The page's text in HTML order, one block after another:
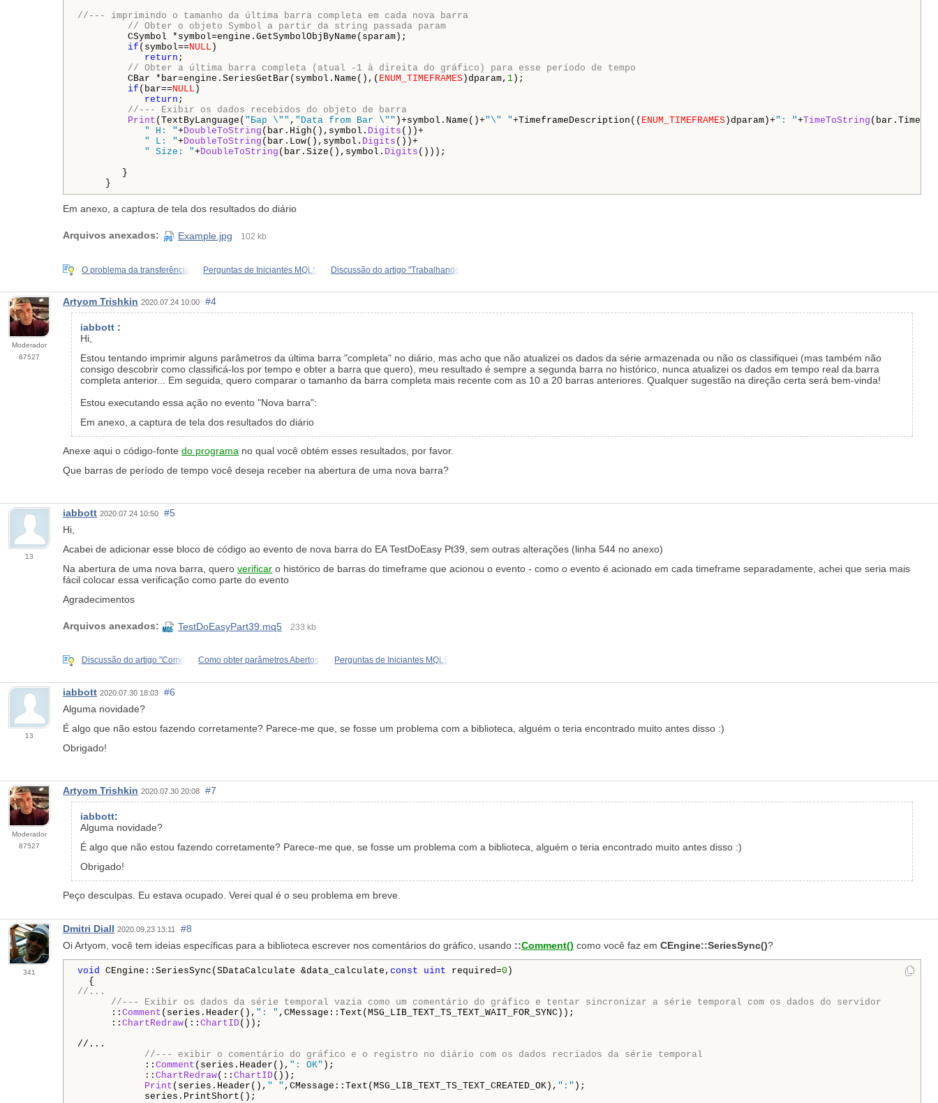
//--- imprimindo o tamanho da última barra completa em cada nova barra
// Obter o objeto Symbol a partir da string passada param
CSymbol *symbol=engine.GetSymbolObjByName(sparam);
if (symbol==NULL )
return ;
// Obter a última barra completa (atual -1 à direita do gráfico) para esse período de tempo
CBar *bar=engine.SeriesGetBar(symbol.Name(),( ENUM_TIMEFRAMES)dparam, 1);
if (bar==NULL )
return ;
//--- Exibir os dados recebidos do objeto de barra
Print (TextByLanguage( "Бар \"" , "Data from Bar \"" )+symbol.Name()+"\" "+TimeframeDescription(( ENUM_TIMEFRAMES)dparam)+": "+TimeToString (bar.Time(),
" H: "+DoubleToString (bar.High(),symbol. Digits ())+
" L: "+DoubleToString (bar.Low(),symbol. Digits ())+
" Size: "+DoubleToString (bar.Size(),symbol. Digits ()));
}
}
Em anexo, a captura de tela dos resultados do diário
Arquivos anexados: Example.jpg 102 kb
O problema da transferência Perguntas de Iniciantes MQL5 Discussão do artigo "Trabalhando
Moderador
87527
Artyom Trishkin 2020.07.24 10:00 #4
iabbott :
Hi,
Estou tentando imprimir alguns parâmetros da última barra "completa" no diário, mas acho que não atualizei os dados da série armazenada ou não os classifiquei (mas também não
consigo descobrir como classificá-los por tempo e obter a barra que quero), meu resultado é sempre a segunda barra no histórico, nunca atualizei os dados em tempo real da barra
completa anterior... Em seguida, quero comparar o tamanho da barra completa mais recente com as 10 a 20 barras anteriores. Qualquer sugestão na direção certa será bem-vinda!
Estou executando essa ação no evento "Nova barra":
Em anexo, a captura de tela dos resultados do diário
Anexe aqui o código-fonte do programa no qual você obtém esses resultados, por favor.
Que barras de período de tempo você deseja receber na abertura de uma nova barra?
13
iabbott 2020.07.24 10:50
#5
Hi,
Acabei de adicionar esse bloco de código ao evento de nova barra do EA TestDoEasy Pt39, sem outras alterações (linha 544 no anexo)
Na abertura de uma nova barra, quero verificar o histórico de barras do timeframe que acionou o evento - como o evento é acionado em cada timeframe separadamente, achei que seria mais
fácil colocar essa verificação como parte do evento
Agradecimentos
Arquivos anexados: TestDoEasyPart39.mq5 233 kb
Discussão do artigo "Como Como obter parâmetros Abertos, Perguntas de Iniciantes MQL5
13
iabbott 2020.07.30 18:03
#6
Alguma novidade?
É algo que não estou fazendo corretamente? Parece-me que, se fosse um problema com a biblioteca, alguém o teria encontrado muito antes disso :)
Obrigado!
Moderador
87527
Artyom Trishkin 2020.07.30 20:08 #7
iabbott:
Alguma novidade?
É algo que não estou fazendo corretamente? Parece-me que, se fosse um problema com a biblioteca, alguém o teria encontrado muito antes disso :)
Obrigado!
Peço desculpas. Eu estava ocupado. Verei qual é o seu problema em breve.
341
Dmitri Diall 2020.09.23 13:11
#8
Oi Artyom, você tem ideias específicas para a biblioteca escrever nos comentários do gráfico, usando ::Comment() como você faz em CEngine::SeriesSync()?
void CEngine::SeriesSync(SDataCalculate &data_calculate, const uint required=0 )
//...
//--- Exibir os dados da série temporal vazia como um comentário do gráfico e tentar sincronizar a série temporal com os dados do servidor
:: Comment (series.Header(), ": " ,CMessage::Text(MSG_LIB_TEXT_TS_TEXT_WAIT_FOR_SYNC));
:: ChartRedraw(:: ChartID());
//...
//--- exibir o comentário do gráfico e o registro no diário com os dados recriados da série temporal
:: Comment (series.Header(), ": OK" );
:: ChartRedraw(:: ChartID());
Print (series.Header(), " " ,CMessage::Text(MSG_LIB_TEXT_TS_TEXT_CREATED_OK), ":" );